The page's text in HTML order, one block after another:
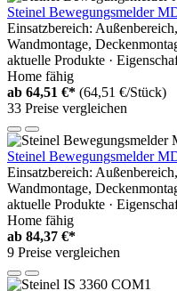
Steinel Bewegungsmelder
Einsatzbereich:
Wandmontage,
aktuelle Produkte ·
Home fähig
ab 64,51 €* (64,51 €/Stück)
33 Preise vergleichen
Steinel Bewegungsmelder
Einsatzbereich:
Wandmontage,
aktuelle Produkte ·
Home fähig
ab 84,37 €*
9 Preise vergleichen